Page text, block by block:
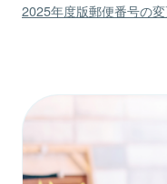
2025年度版郵便番号の